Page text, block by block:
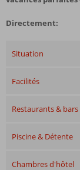
Directement:
Situation
Facilités
Restaurants & bars
Piscine & Détente
Chambres d'hôtel